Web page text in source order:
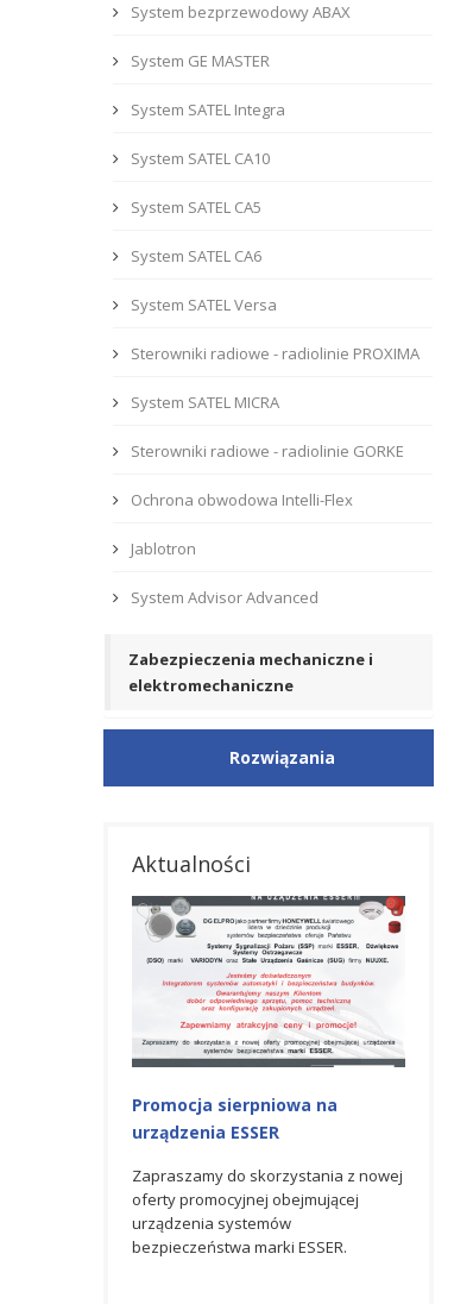
System bezprzewodowy ABAX
System GE MASTER
System SATEL Integra
System SATEL CA10
System SATEL CA5
System SATEL CA6
System SATEL Versa
Sterowniki radiowe - radiolinie PROXIMA
System SATEL MICRA
Sterowniki radiowe - radiolinie GORKE
Ochrona obwodowa Intelli-Flex
Jablotron
System Advisor Advanced
Zabezpieczenia mechaniczne i
elektromechaniczne
Rozwiązania
Aktualności
Promocja na urządzenia ESSER
Zapraszamy do skorzystania z
czerwcowej oferty promocyjnej
obejmującej urządzenia systemów
bezpieczeństwa marki ESSER.